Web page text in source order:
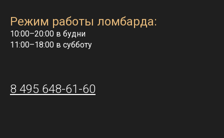
Режим работы ломбарда:
10:00–20:00 в будни
11:00–18:00 в субботу
8 495 648-61-60